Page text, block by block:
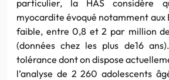
particulier, la HAS considère
myocardite évoqué notamment aux
faible, entre 0,8 et 2 par million de
(données chez les plus de16
tolérance dont on dispose
l’analyse de 2 260 adolescents